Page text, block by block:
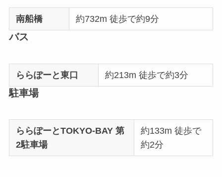
南船橋 約732m 徒歩で約9分
バス
ららぽーと東口 約213m 徒歩で約3分
駐車場
ららぽーとTOKYO-BAY 第
2駐車場
約133m 徒歩で
約2分